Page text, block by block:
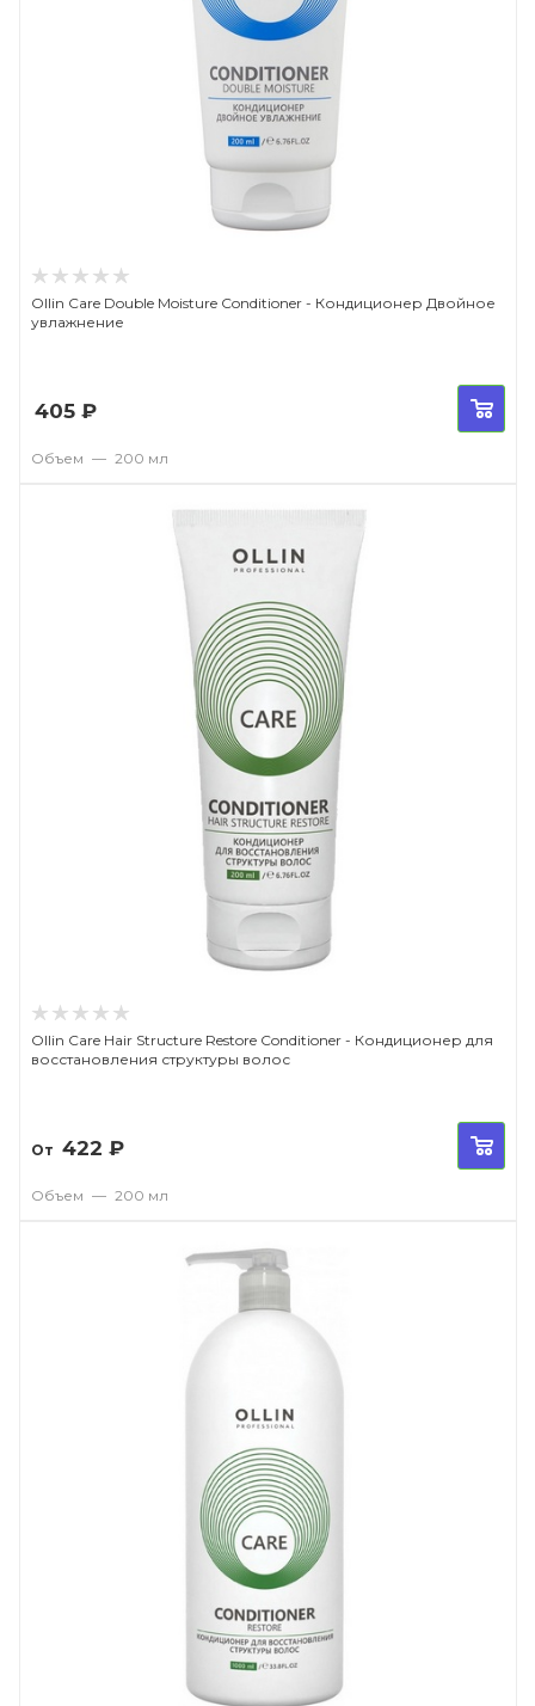
Ollin Care Double Moisture Conditioner - Кондиционер Двойное
увлажнение
405 ₽
Объем — 200 мл
Ollin Care Hair Structure Restore Conditioner - Кондиционер для
восстановления структуры волос
От 422 ₽
Объем — 200 мл